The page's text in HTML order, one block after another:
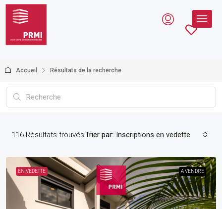
Accueil Résultats de la recherche
116 Résultats trouvésTrier par: Inscriptions en vedette
EN VEDETTE A VENDRE